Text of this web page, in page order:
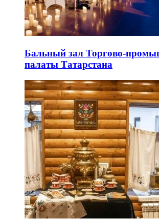
Бальный зал Торгово-
палаты Татарстана